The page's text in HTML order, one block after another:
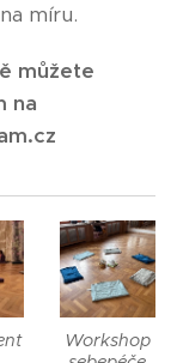
míru.
můžete
na
Workshop